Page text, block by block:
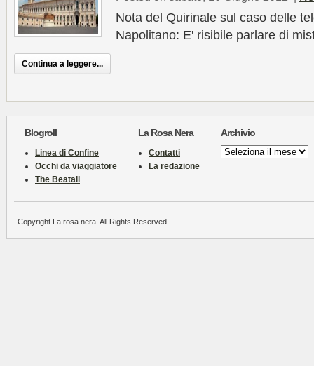
Nota del Quirinale sul caso delle
Napolitano: E' risibile parlare di
Continua a leggere...
Blogroll
Linea di Confine
Occhi da viaggiatore
The Beatall
La Rosa Nera
Contatti
La redazione
Archivio
Archivio
Copyright La rosa nera. All Rights Reserved.